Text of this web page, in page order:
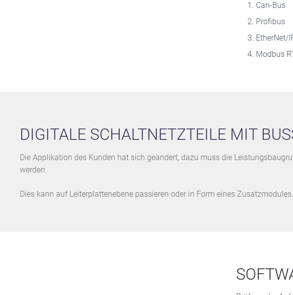
Can-Bus
Profibus
EtherNet/
Modbus
DIGITALE SCHALTNETZTEILE MIT
Die Applikation des Kunden hat sich geändert, dazu muss die
werden.
Dies kann auf Leiterplattenebene passieren oder in Form eines Zusatzmodules.